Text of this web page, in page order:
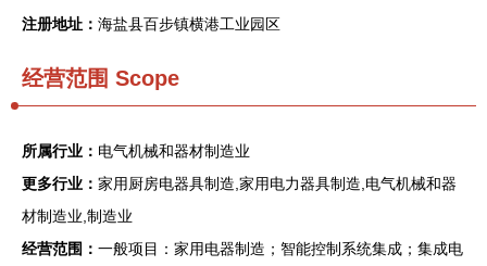
注册地址： 海盐县百步镇横港工业园区
经营范围 Scope
所属行业： 电气机械和器材制造业
更多行业： 家用厨房电器具制造,家用电力器具制造,电气机械和器
材制造业,制造业
经营范围： 一般项目：家用电器制造；智能控制系统集成；集成电